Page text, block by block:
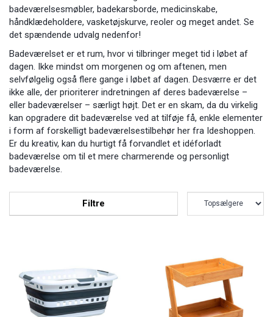
badeværelsesmøbler, badekarsborde, medicinskabe,
håndklædeholdere, vasketøjskurve, reoler og meget andet. Se
det spændende udvalg nedenfor!
Badeværelset er et rum, hvor vi tilbringer meget tid i løbet af
dagen. Ikke mindst om morgenen og om aftenen, men
selvfølgelig også flere gange i løbet af dagen. Desværre er det
ikke alle, der prioriterer indretningen af deres badeværelse –
eller badeværelser – særligt højt. Det er en skam, da du virkelig
kan opgradere dit badeværelse ved at tilføje få, enkle elementer
i form af forskelligt badeværelsestilbehør her fra Ideshoppen.
Er du kreativ, kan du hurtigt få forvandlet et idéforladt
badeværelse om til et mere charmerende og personligt
badeværelse.
Filtre